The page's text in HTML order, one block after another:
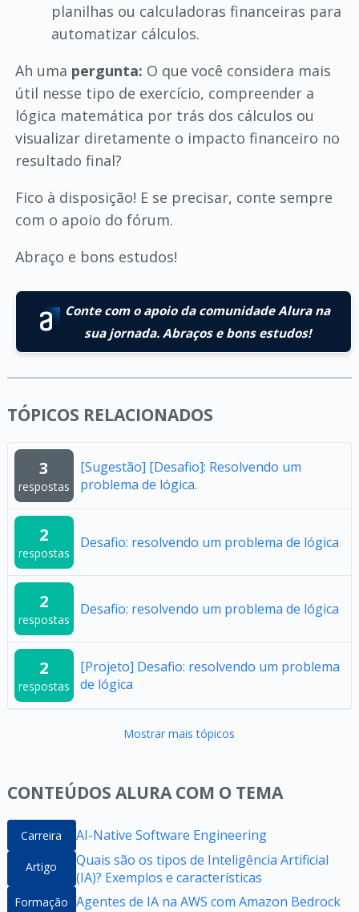
planilhas ou calculadoras financeiras para
automatizar cálculos.
Ah uma pergunta: O que você considera mais
útil nesse tipo de exercício, compreender a
lógica matemática por trás dos cálculos ou
visualizar diretamente o impacto financeiro no
resultado final?
Fico à disposição! E se precisar, conte sempre
com o apoio do fórum.
Abraço e bons estudos!
Conte com o apoio da comunidade Alura na
sua jornada. Abraços e bons estudos!
TÓPICOS RELACIONADOS
3
respostas
[Sugestão] [Desafio]: Resolvendo um
problema de lógica.
2
respostas
Desafio: resolvendo um problema de lógica
2
respostas
Desafio: resolvendo um problema de lógica
2
respostas
[Projeto] Desafio: resolvendo um problema
de lógica
Mostrar mais tópicos
CONTEÚDOS ALURA COM O TEMA
Carreira AI-Native Software Engineering
Artigo
Quais são os tipos de Inteligência Artificial
(IA)? Exemplos e características
Formação Agentes de IA na AWS com Amazon Bedrock